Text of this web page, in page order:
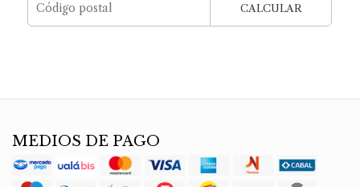
CALCULAR
MEDIOS DE PAGO